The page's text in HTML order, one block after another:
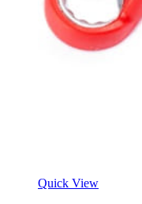
Quick View